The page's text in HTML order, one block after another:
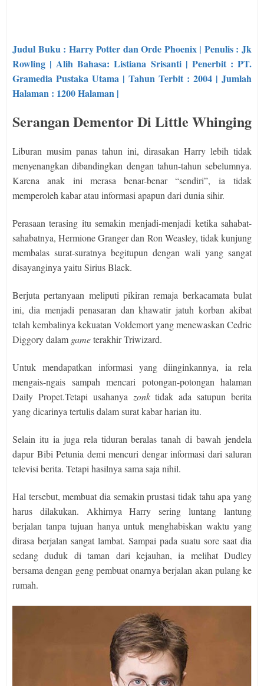
Judul Buku : Harry Potter dan Orde Phoenix | Penulis : Jk
Rowling | Alih Bahasa: Listiana Srisanti | Penerbit : PT.
Gramedia Pustaka Utama | Tahun Terbit : 2004 | Jumlah
Halaman : 1200 Halaman |
Serangan Dementor Di Little Whinging
Liburan musim panas tahun ini, dirasakan Harry lebih tidak
menyenangkan dibandingkan dengan tahun-tahun sebelumnya.
Karena anak ini merasa benar-benar “sendiri”, ia tidak
memperoleh kabar atau informasi apapun dari dunia sihir.
Perasaan terasing itu semakin menjadi-menjadi ketika sahabat-
sahabatnya, Hermione Granger dan Ron Weasley, tidak kunjung
membalas surat-suratnya begitupun dengan wali yang sangat
disayanginya yaitu Sirius Black.
Berjuta pertanyaan meliputi pikiran remaja berkacamata bulat
ini, dia menjadi penasaran dan khawatir jatuh korban akibat
telah kembalinya kekuatan Voldemort yang menewaskan Cedric
Diggory dalam gameterakhir Triwizard.
Untuk mendapatkan informasi yang diinginkannya, ia rela
mengais-ngais sampah mencari potongan-potongan halaman
Daily Propet.Tetapi usahanya zonktidak ada satupun berita
yang dicarinya tertulis dalam surat kabar harian itu.
Selain itu ia juga rela tiduran beralas tanah di bawah jendela
dapur Bibi Petunia demi mencuri dengar informasi dari saluran
televisi berita. Tetapi hasilnya sama saja nihil.
Hal tersebut, membuat dia semakin prustasi tidak tahu apa yang
harus dilakukan. Akhirnya Harry sering luntang lantung
berjalan tanpa tujuan hanya untuk menghabiskan waktu yang
dirasa berjalan sangat lambat. Sampai pada suatu sore saat dia
sedang duduk di taman dari kejauhan, ia melihat Dudley
bersama dengan geng pembuat onarnya berjalan akan pulang ke
rumah.